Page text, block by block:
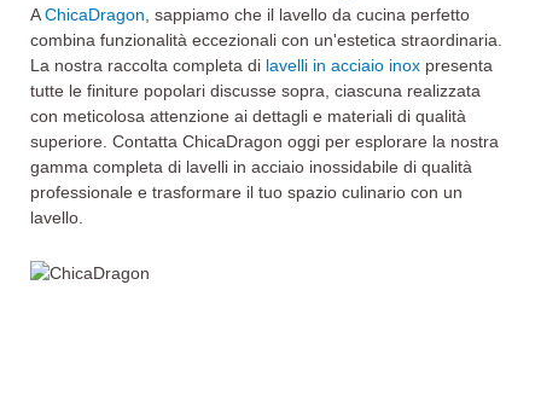
AChicaDragon , sappiamo che il lavello da cucina perfetto
combina funzionalità eccezionali con un'estetica straordinaria.
La nostra raccolta completa di lavelli in acciaio inoxpresenta
tutte le finiture popolari discusse sopra, ciascuna realizzata
con meticolosa attenzione ai dettagli e materiali di qualità
superiore. Contatta ChicaDragon oggi per esplorare la nostra
gamma completa di lavelli in acciaio inossidabile di qualità
professionale e trasformare il tuo spazio culinario con un
lavello.